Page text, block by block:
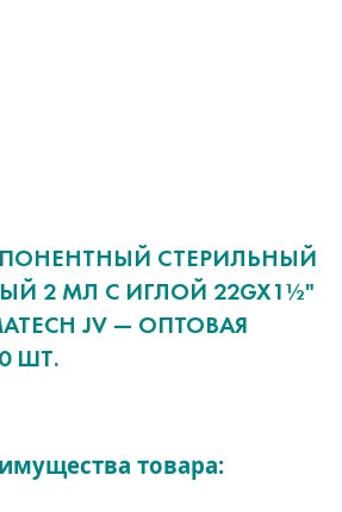
СТЕРИЛЬНЫЙ
2 МЛ С ИГЛОЙ 22GX1½"
JV — ОПТОВАЯ
ШТ.
товара: